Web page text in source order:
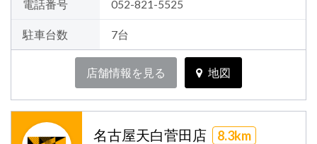
電話番号 052-821-5525
駐車台数 7台
店舗情報を見る 地図
名古屋天白菅田店 8.3km